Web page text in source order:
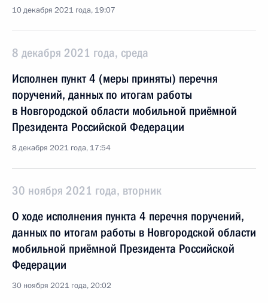
10 декабря 2021 года, 19:07
8 декабря 2021 года, среда
Исполнен пункт 4 (меры приняты) перечня
поручений, данных по итогам работы
в Новгородской области мобильной приёмной
Президента Российской Федерации
8 декабря 2021 года, 17:54
30 ноября 2021 года, вторник
О ходе исполнения пункта 4 перечня поручений,
данных по итогам работы в Новгородской области
мобильной приёмной Президента Российской
Федерации
30 ноября 2021 года, 20:02